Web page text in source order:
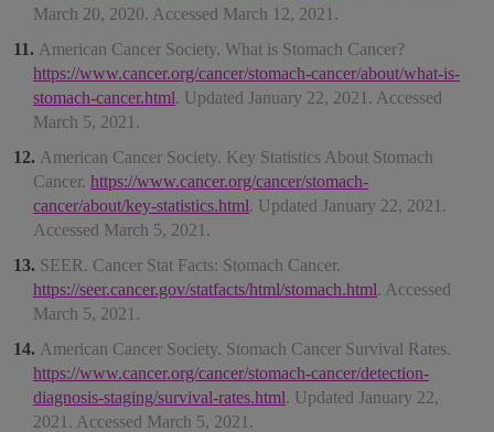
March 20, 2020. Accessed March 12, 2021.
American Cancer Society. What is Stomach Cancer?
https://www.cancer.org/cancer/stomach-cancer/about/what-is-
stomach-cancer.html. Updated January 22, 2021. Accessed
March 5, 2021.
American Cancer Society. Key Statistics About Stomach
Cancer. https://www.cancer.org/cancer/stomach-
cancer/about/key-statistics.html. Updated January 22, 2021.
Accessed March 5, 2021.
SEER. Cancer Stat Facts: Stomach Cancer.
https://seer.cancer.gov/statfacts/html/stomach.html. Accessed
March 5, 2021.
American Cancer Society. Stomach Cancer Survival Rates.
https://www.cancer.org/cancer/stomach-cancer/detection-
diagnosis-staging/survival-rates.html. Updated January 22,
2021. Accessed March 5, 2021.